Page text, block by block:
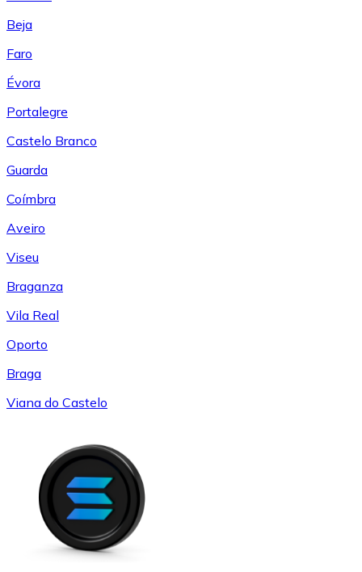
Beja
Faro
Évora
Portalegre
Castelo Branco
Guarda
Coímbra
Aveiro
Viseu
Braganza
Vila Real
Oporto
Braga
Viana do Castelo